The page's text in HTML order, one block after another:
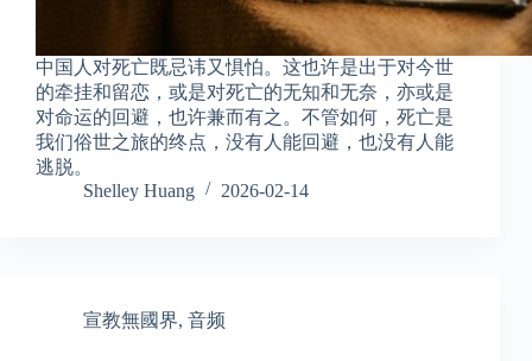
中国人对死亡既忌讳又惧怕。这也许是出于对今世
的牵挂和留恋，或是对死亡的无知和无奈，亦或是
对命运的回避，也许兼而有之。不管如何，死亡是
我们俗世之旅的终点，没有人能回避，也没有人能
逃脱。
Shelley Huang
2026-02-14
宣教無國界, 音频